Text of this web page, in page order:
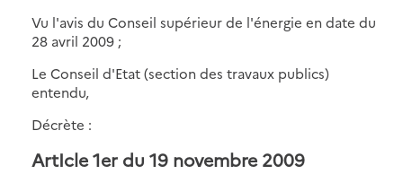
Vu l'avis du Conseil supérieur de l'énergie en date du
28 avril 2009 ;
Le Conseil d'Etat (section des travaux publics)
entendu,
Décrète :
ArtIcle 1er du 19 novembre 2009